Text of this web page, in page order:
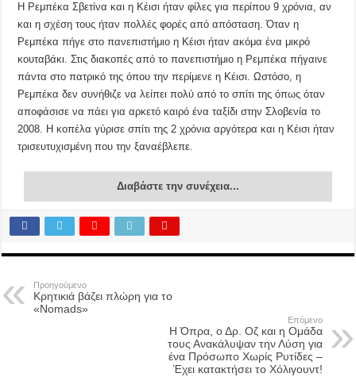
Η Ρεμπέκα Σβετίνα και η Κέισι ήταν φίλες για περίπου 9 χρόνια, αν
και η σχέση τους ήταν πολλές φορές από απόσταση. Όταν η
Ρεμπέκα πήγε στο πανεπιστήμιο η Κέισι ήταν ακόμα ένα μικρό
κουταβάκι. Στις διακοπές από το πανεπιστήμιο η Ρεμπέκα πήγαινε
πάντα στο πατρικό της όπου την περίμενε η Κέισι. Ωστόσο, η
Ρεμπέκα δεν συνήθιζε να λείπει πολύ από το σπίτι της όπως όταν
αποφάσισε να πάει για αρκετό καιρό ένα ταξίδι στην Σλοβενία το
2008. Η κοπέλα γύρισε σπίτι της 2 χρόνια αργότερα και η Κέισι ήταν
τρισευτυχισμένη που την ξαναέβλεπε.
Διαβάστε την συνέχεια...
Προηγούμενο
Κρητικιά βάζει πλώρη για το
«Nomads»
Επόμενο
Η Όπρα, ο Δρ. Οζ και η Ομάδα
τους Ανακάλυψαν την Λύση για
ένα Πρόσωπο Χωρίς Ρυτίδες –
Έχει κατακτήσει το Χόλιγουντ!